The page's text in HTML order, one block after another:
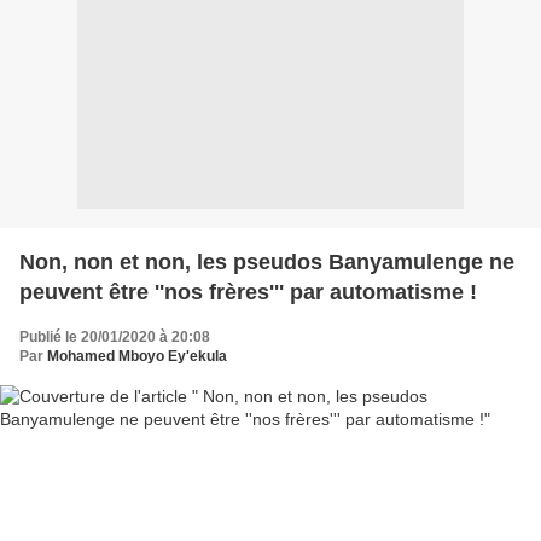
Non, non et non, les pseudos Banyamulenge ne
peuvent être ''nos frères''' par automatisme !
Publié le 20/01/2020 à 20:08
Par Mohamed Mboyo Ey'ekula